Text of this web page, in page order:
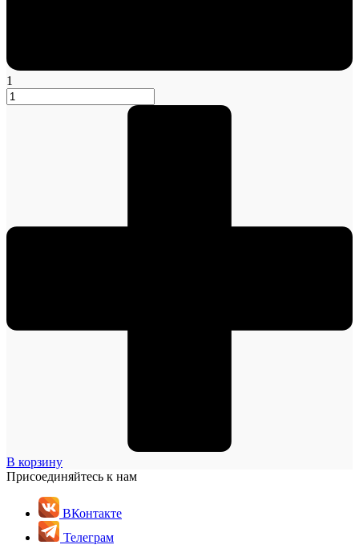
1
В корзину
Присоединяйтесь к нам
ВКонтакте
Телеграм